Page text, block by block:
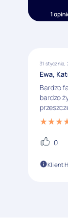
1
31 stycznia,
Ewa,
Bardzo
bardzo
0
Klient